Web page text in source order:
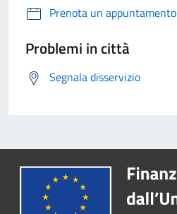
Prenota un appuntamento
Problemi in città
Segnala disservizio